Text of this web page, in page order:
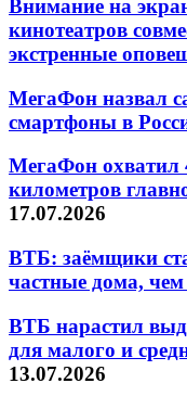
Внимание на
кинотеатров
экстренные
МегаФон назвал
смартфоны в
МегаФон охватил
километров
17.07.2026
ВТБ: заёмщики
частные дома, чем
ВТБ нарастил
для малого и
13.07.2026